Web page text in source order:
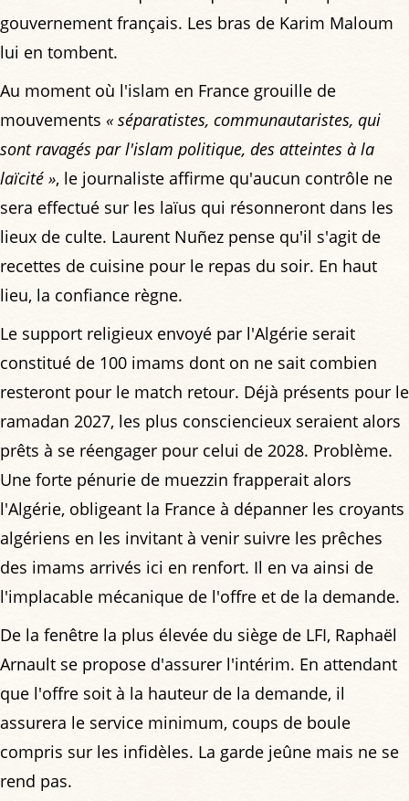
gouvernement français. Les bras de Karim Maloum
lui en tombent.
Au moment où l'islam en France grouille de
mouvements « séparatistes, communautaristes, qui
sont ravagés par l'islam politique, des atteintes à la
laïcité », le journaliste affirme qu'aucun contrôle ne
sera effectué sur les laïus qui résonneront dans les
lieux de culte. Laurent Nuñez pense qu'il s'agit de
recettes de cuisine pour le repas du soir. En haut
lieu, la confiance règne.
Le support religieux envoyé par l'Algérie serait
constitué de 100 imams dont on ne sait combien
resteront pour le match retour. Déjà présents pour le
ramadan 2027, les plus consciencieux seraient alors
prêts à se réengager pour celui de 2028. Problème.
Une forte pénurie de muezzin frapperait alors
l'Algérie, obligeant la France à dépanner les croyants
algériens en les invitant à venir suivre les prêches
des imams arrivés ici en renfort. Il en va ainsi de
l'implacable mécanique de l'offre et de la demande.
De la fenêtre la plus élevée du siège de LFI, Raphaël
Arnault se propose d'assurer l'intérim. En attendant
que l'offre soit à la hauteur de la demande, il
assurera le service minimum, coups de boule
compris sur les infidèles. La garde jeûne mais ne se
rend pas.